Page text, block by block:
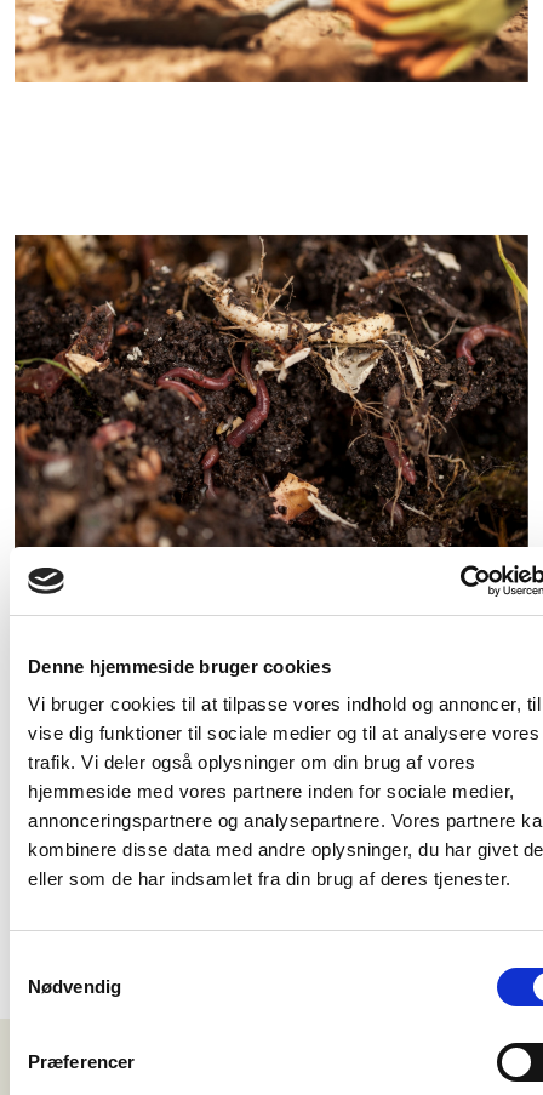
Denne hjemmeside bruger cookies
Vi bruger cookies til at tilpasse vores indhold og annoncer,
vise dig funktioner til sociale medier og til at analysere vores
trafik. Vi deler også oplysninger om din brug af vores
hjemmeside med vores partnere inden for sociale medier,
annonceringspartnere og analysepartnere. Vores partnere
kombinere disse data med andre oplysninger, du har givet
eller som de har indsamlet fra din brug af deres tjenester.
Nødvendig
Præferencer
En jord med aktivt mikroliv er i konstant bevægelse og
forandring – ligesom naturen selv. Det gør dine planter
stærkere, mere modstandsdygtige og giver ofte et højere
udbytte med bedre smag og kvalitet.
Ved at dyrke med no-dig og tilføre levende kompost,
ligesom pilekompost, skaber du de ideelle betingelser for
mikrolivet. Og jo bedre forhold du giver dem, jo bedre passer